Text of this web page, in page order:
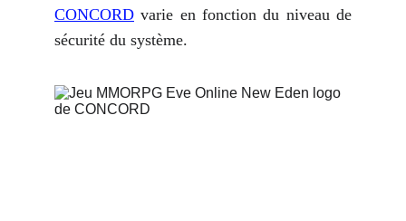
CONCORD varie en fonction du niveau de
sécurité du système.